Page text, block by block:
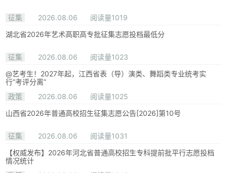
征集 2026.08.06
阅读量1019
湖北省2026年艺术高职高专批征集志愿投档最低分
征集 2026.08.06
阅读量1023
@艺考生！2027年起，江西省表（导）演类、舞蹈类专业统考实
行“考评分离”
政策
2026.08.06
阅读量1025
山西省2026年普通高校招生征集志愿公告[2026]第10号
征集 2026.08.06
阅读量1031
【权威发布】2026年河北省普通高校招生专科提前批平行志愿投档
情况统计